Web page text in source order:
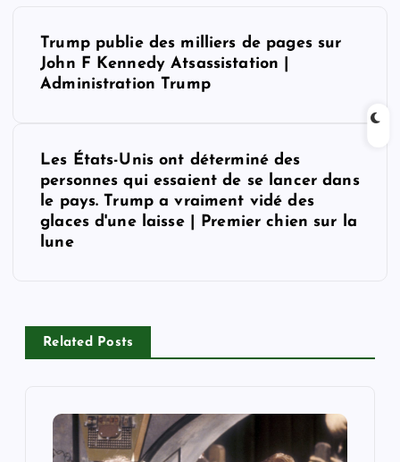
Trump publie des milliers de pages sur
John F Kennedy Atsassistation |
Administration Trump
Les États-Unis ont déterminé des
personnes qui essaient de se lancer dans
le pays. Trump a vraiment vidé des
glaces d'une laisse | Premier chien sur la
lune
Related Posts